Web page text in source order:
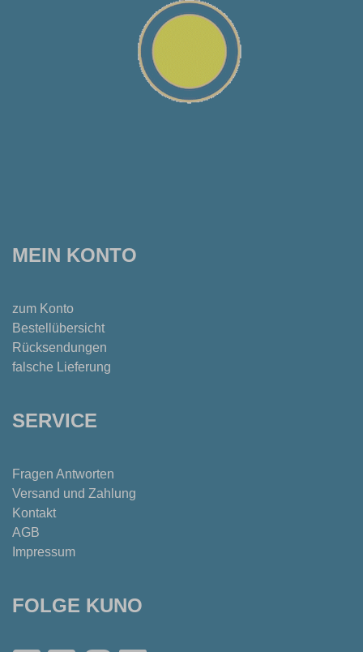
MEIN KONTO
zum Konto
Bestellübersicht
Rücksendungen
falsche Lieferung
SERVICE
Fragen Antworten
Versand und Zahlung
Kontakt
AGB
Impressum
FOLGE KUNO